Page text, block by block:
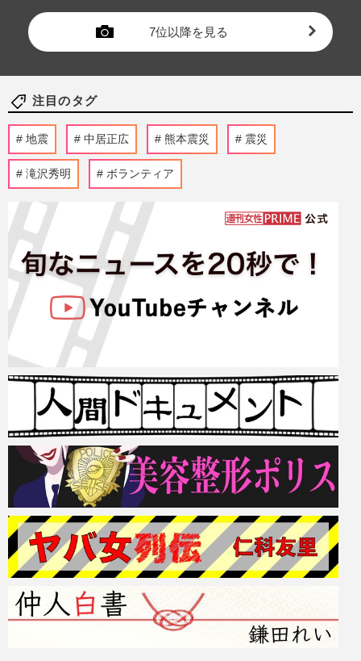
7位以降を見る
注目のタグ
地震 中居正広 熊本震災 震災
滝沢秀明 ボランティア